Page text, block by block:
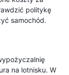
politykę
samochód.
na lotnisku. W